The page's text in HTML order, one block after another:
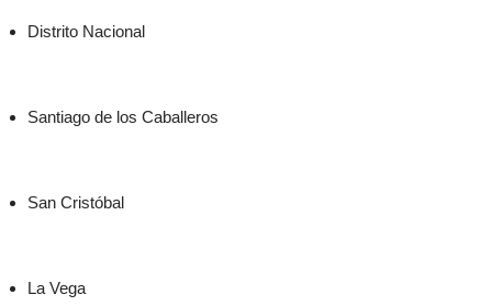
Distrito Nacional
Santiago de los Caballeros
San Cristóbal
La Vega